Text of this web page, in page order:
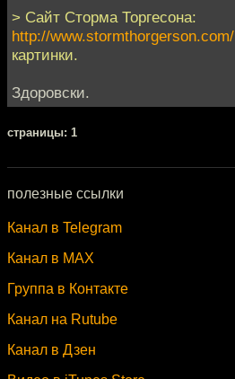
> Сайт Сторма Торгесона:
http://www.stormthorgerson.com/
картинки.
Здоровски.
cтраницы: 1
полезные ссылки
Канал в Telegram
Канал в MAX
Группа в Контакте
Канал на Rutube
Канал в Дзен